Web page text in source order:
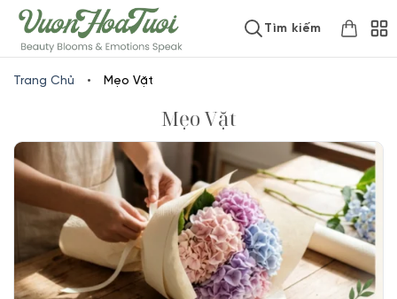
www.vuonhoatuoi.vnSkip
to
content
Tìm kiếm
Trang Chủ • Mẹo Vặt
Mẹo Vặt